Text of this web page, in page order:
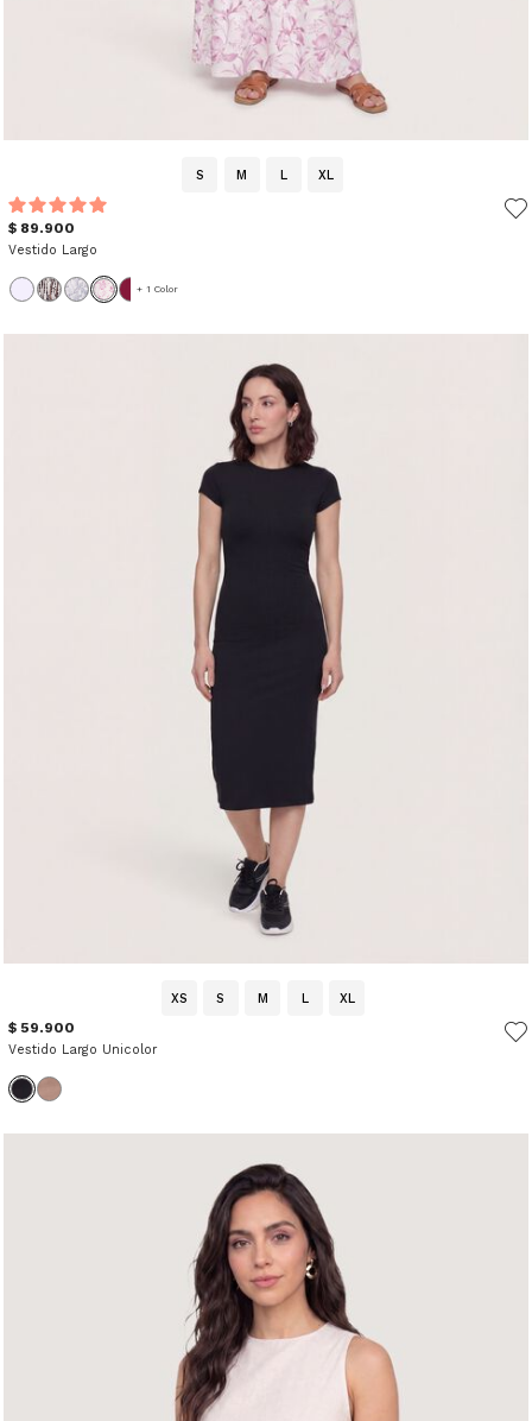
S M L XL
$ 89.900
Vestido Largo
+ 1 Color
XS S M L XL
$ 59.900
Vestido Largo Unicolor